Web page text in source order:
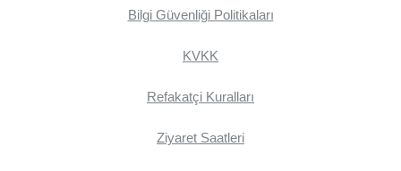
Bilgi Güvenliği Politikaları
KVKK
Refakatçi Kuralları
Ziyaret Saatleri